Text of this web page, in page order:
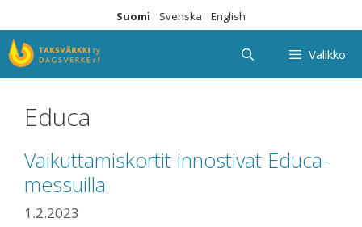
sisältöön
Suomi Svenska English
Valikko
Educa
Vaikuttamiskortit innostivat Educa-
messuilla
1.2.2023